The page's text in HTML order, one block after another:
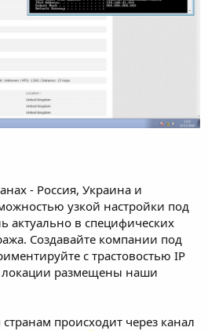
- Россия, Украина и
узкой настройки под
актуально в специфических
Создавайте компании под
с трастовостью IP
размещены наши
происходит через канал